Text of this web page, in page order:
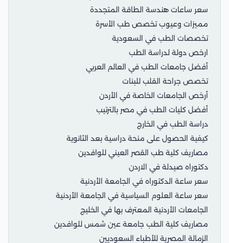
سعر ساعات هندسة الطاقة المتجددة
مميزات وعيوب تخصص طب الأسرة
تخصصات الطب في السعودية
ارخص دولة لدراسة الطب
أفضل جامعات الطب في العالم العربي
تخصص جراحة القلب للبنات
أرخص الجامعات الخاصة في الأردن
أفضل كليات الطب في مصر بالترتيب
دراسة الطب في الخارج
كيفية الحصول على منحة دراسية بعد الثانوية
مصاريف كلية طب القصر العيني للوافدين
دكتوراه صيدلة في الاردن
سعر ساعة الدكتوراه في الجامعة الأردنية
سعر ساعة العلوم السياسية في الجامعة الأردنية
الجامعات الأردنية المعترف بها في الخليج
مصاريف كلية الطب جامعة عين شمس للوافدين
الزمالة المصرية للأطباء السعوديين